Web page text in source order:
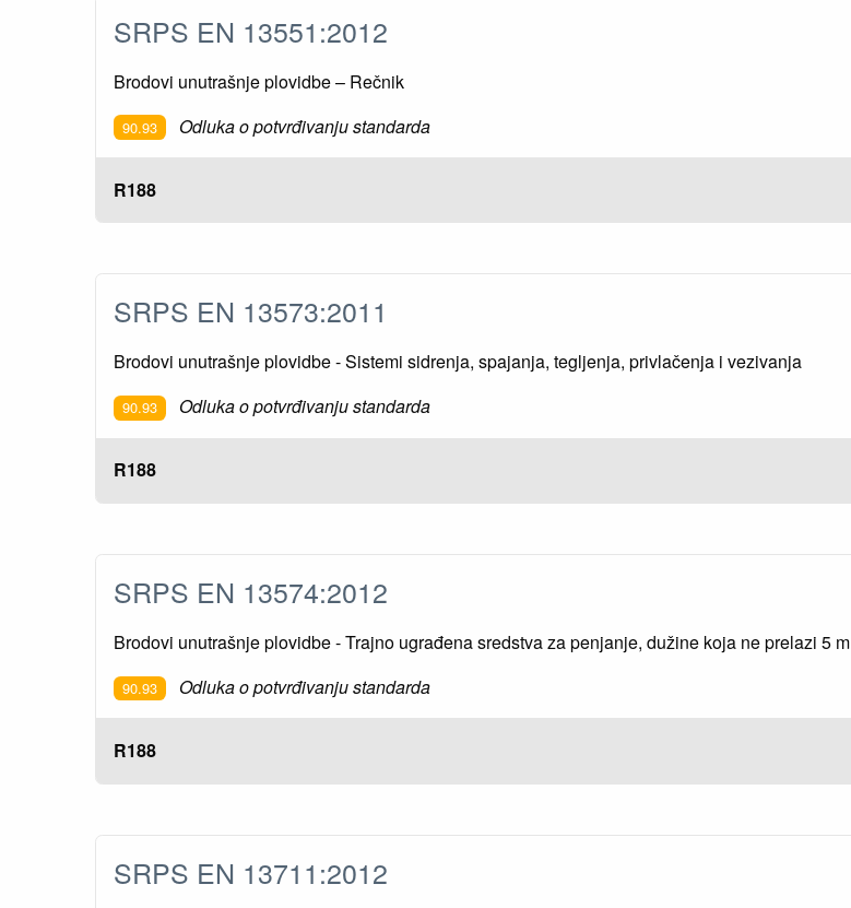
SRPS EN 13551:2012
Brodovi unutrašnje plovidbe – Rečnik
90.93 Odluka o potvrđivanju standarda
R188
SRPS EN 13573:2011
Brodovi unutrašnje plovidbe - Sistemi sidrenja, spajanja, tegljenja, privlačenja i vezivanja
90.93 Odluka o potvrđivanju standarda
R188
SRPS EN 13574:2012
Brodovi unutrašnje plovidbe - Trajno ugrađena sredstva za penjanje, dužine koja ne prelazi 5 m
90.93 Odluka o potvrđivanju standarda
R188
SRPS EN 13711:2012